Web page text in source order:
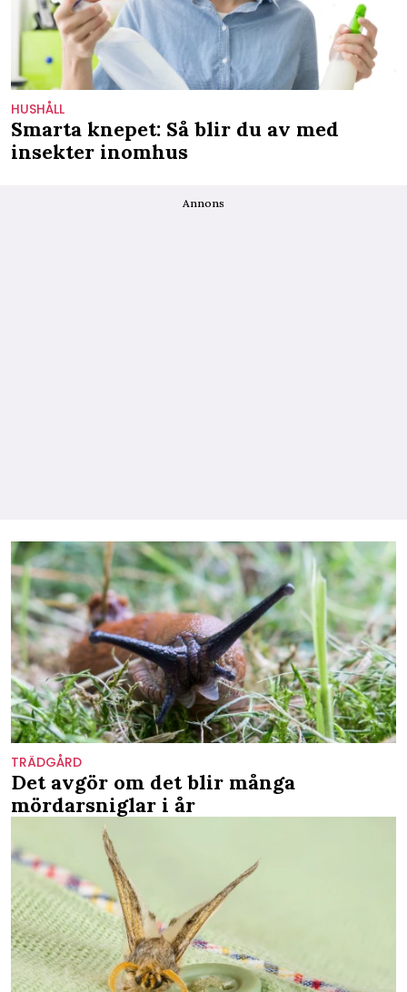
HUSHÅLL
Smarta knepet: Så blir du av med
insekter inomhus
Annons
TRÄDGÅRD
Det avgör om det blir många
mördarsniglar i år